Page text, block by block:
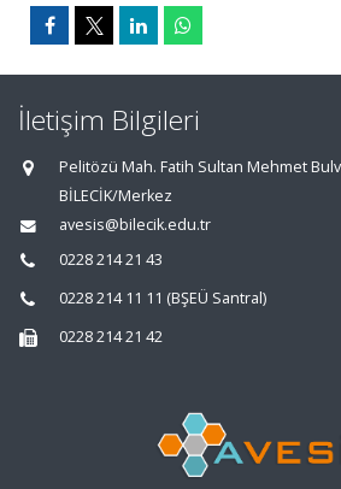
İletişim Bilgileri
Pelitözü Mah. Fatih Sultan Mehmet
BİLECİK/Merkez
avesis@bilecik.edu.tr
0228 214 21 43
0228 214 11 11 (BŞEÜ Santral)
0228 214 21 42